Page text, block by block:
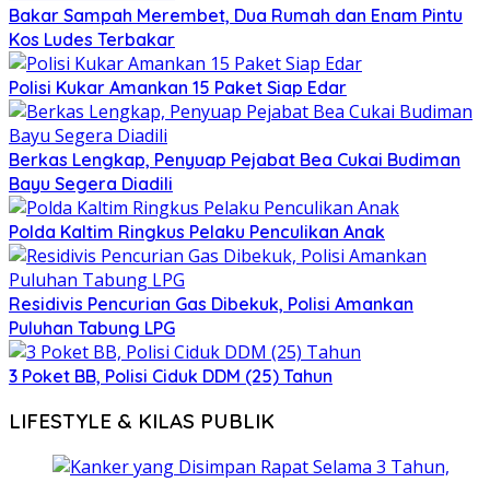
Bakar Sampah Merembet, Dua Rumah dan Enam Pintu
Kos Ludes Terbakar
Polisi Kukar Amankan 15 Paket Siap Edar
Berkas Lengkap, Penyuap Pejabat Bea Cukai Budiman
Bayu Segera Diadili
Polda Kaltim Ringkus Pelaku Penculikan Anak
Residivis Pencurian Gas Dibekuk, Polisi Amankan
Puluhan Tabung LPG
3 Poket BB, Polisi Ciduk DDM (25) Tahun
LIFESTYLE & KILAS PUBLIK